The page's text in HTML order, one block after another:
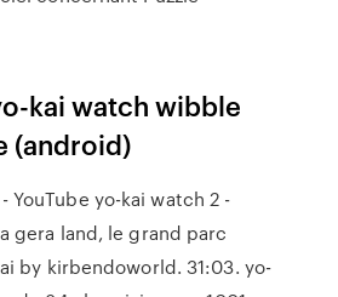
kai watch wibble
(android)
- YouTube yo-kai watch 2 -
gera land, le grand parc
by kirbendoworld. 31:03. yo-